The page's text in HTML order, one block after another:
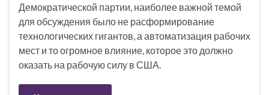
Демократической партии, наиболее важной темой
для обсуждения было не расформирование
технологических гигантов, а автоматизация рабочих
мест и то огромное влияние, которое это должно
оказать на рабочую силу в США.